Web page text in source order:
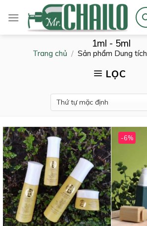
1ml - 5ml
Trang chủ / Sản phẩm Dung tích
LỌC
-6%